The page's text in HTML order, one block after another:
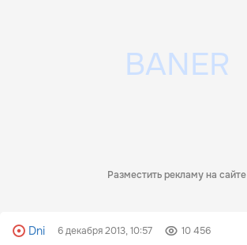
Разместить рекламу на сайте
Dni 6 декабря 2013, 10:57 10 456